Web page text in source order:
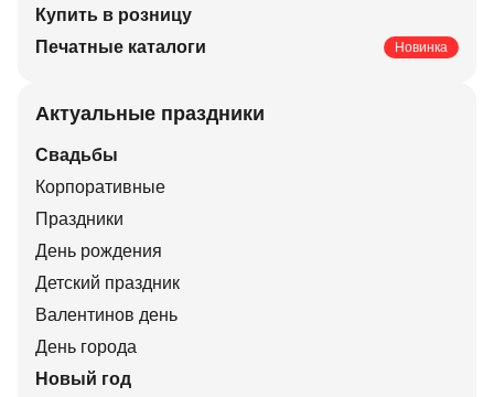
Купить в розницу
Печатные каталоги
Новинка
Актуальные праздники
Свадьбы
Корпоративные
Праздники
День рождения
Детский праздник
Валентинов день
День города
Новый год